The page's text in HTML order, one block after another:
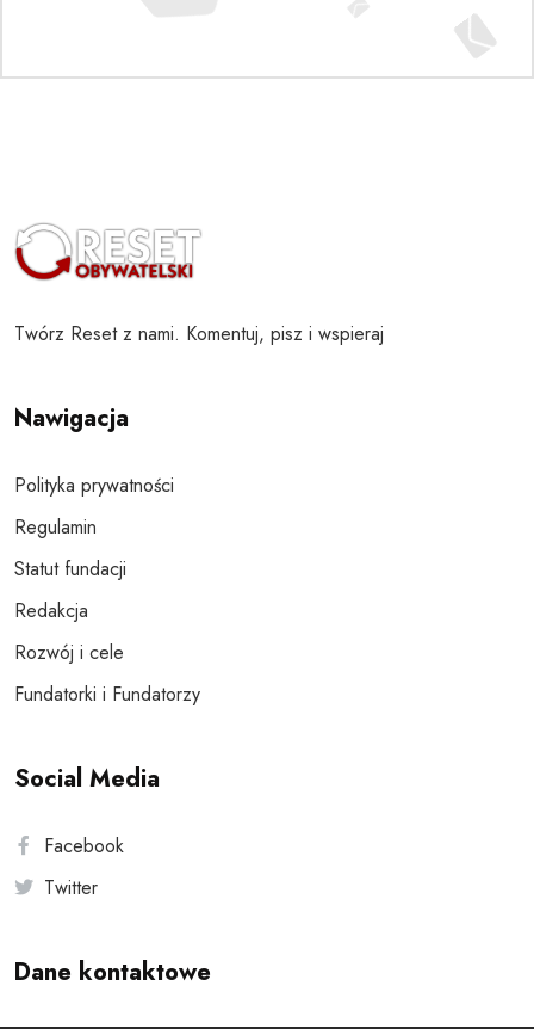
Twórz Reset z nami. Komentuj, pisz i wspieraj
Nawigacja
Polityka prywatności
Regulamin
Statut fundacji
Redakcja
Rozwój i cele
Fundatorki i Fundatorzy
Social Media
Facebook
Twitter
Dane kontaktowe